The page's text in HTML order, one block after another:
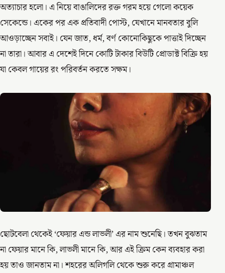
অত্যাচার হলো। এ নিয়ে বাঙালিদের রক্ত গরম হয়ে গেলো কয়েক
সেকেন্ডে। একের পর এক প্রতিবাদী পোস্ট, যেখানে মানবতার বুলি
আওড়াচ্ছেন সবাই। যেন জাত, ধর্ম, বর্ণ কোনোকিছুকে পাত্তাই দিচ্ছেন
না তারা। আবার এ দেশেই দিনে কোটি টাকার বিউটি প্রোডাক্ট বিক্রি হয়
যা কেবল গায়ের রং পরিবর্তন করতে সক্ষম।
ছোটবেলা থেকেই ‘ফেয়ার এন্ড লাভলী’ এর নাম শুনেছি। তখন বুঝতাম
না ফেয়ার মানে কি, লাভলী মানে কি, আর এই ক্রিম কেন ব্যবহার করা
হয় তাও জানতাম না। শহরের অলিগলি থেকে শুরু করে গ্রামাঞ্চল